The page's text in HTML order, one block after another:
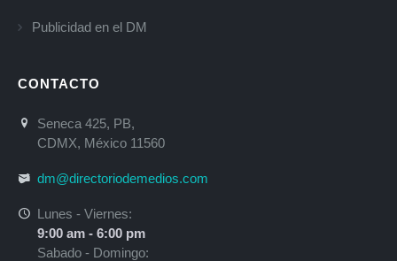
Publicidad en el DM
CONTACTO
Seneca 425, PB,
CDMX, México 11560
dm@directoriodemedios.com
Lunes - Viernes:
9:00 am - 6:00 pm
Sabado - Domingo: